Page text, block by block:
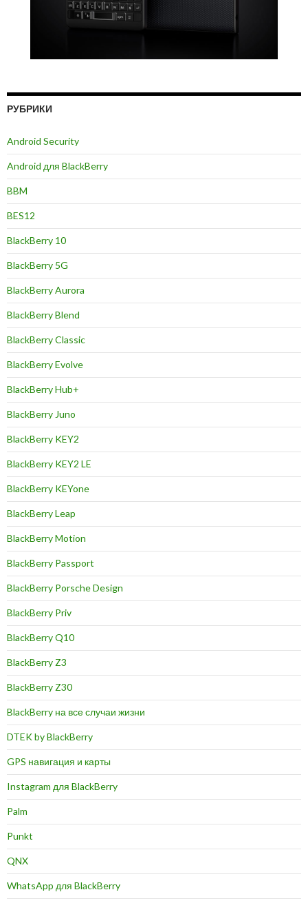
РУБРИКИ
Android Security
Android для BlackBerry
BBM
BES12
BlackBerry 10
BlackBerry 5G
BlackBerry Aurora
BlackBerry Blend
BlackBerry Classic
BlackBerry Evolve
BlackBerry Hub+
BlackBerry Juno
BlackBerry KEY2
BlackBerry KEY2 LE
BlackBerry KEYone
BlackBerry Leap
BlackBerry Motion
BlackBerry Passport
BlackBerry Porsche Design
BlackBerry Priv
BlackBerry Q10
BlackBerry Z3
BlackBerry Z30
BlackBerry на все случаи жизни
DTEK by BlackBerry
GPS навигация и карты
Instagram для BlackBerry
Palm
Punkt
QNX
WhatsApp для BlackBerry